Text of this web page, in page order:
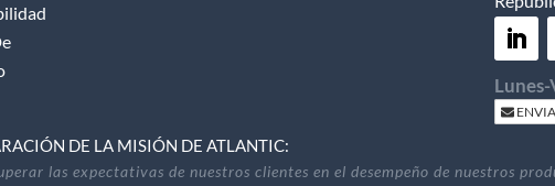
DE LA MISIÓN DE ATLANTIC:
las expectativas de nuestros clientes en el desempeño de nuestros